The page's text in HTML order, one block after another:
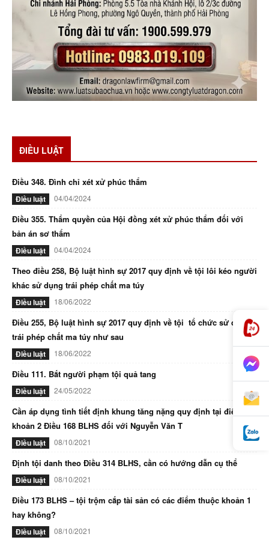
ĐIỀU LUẬT
Điều 348. Đình chỉ xét xử phúc thẩm
Điều luật 04/04/2024
Điều 355. Thẩm quyền của Hội đồng xét xử phúc thẩm đối với
bản án sơ thẩm
Điều luật 04/04/2024
Theo điều 258, Bộ luật hình sự 2017 quy định về tội lôi kéo người
khác sử dụng trái phép chất ma túy
Điều luật 18/06/2022
Điều 255, Bộ luật hình sự 2017 quy định về tội tổ chức sử dụng
trái phép chất ma túy như sau
Điều luật 18/06/2022
Điều 111. Bắt người phạm tội quả tang
Điều luật 24/05/2022
Cần áp dụng tình tiết định khung tăng nặng quy định tại điểm d
khoản 2 Điều 168 BLHS đối với Nguyễn Văn T
Điều luật 08/10/2021
Định tội danh theo Điều 314 BLHS, cần có hướng dẫn cụ thể
Điều luật 08/10/2021
Điều 173 BLHS – tội trộm cắp tài sản có các điểm thuộc khoản 1
hay không?
Điều luật 08/10/2021